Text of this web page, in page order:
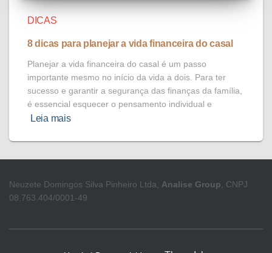
DICAS
8 dicas para planejar a vida financeira do casal
Planejar a vida financeira do casal é um passo
importante mesmo no início da vida a dois. Para ter
sucesso e garantir a segurança das finanças da família,
é essencial esquecer o pensamento individual e
Leia mais
Neuzete Domingos Silva Pinheiro Ltda, Analise Group, CNPJ
08.763.404/0001-49